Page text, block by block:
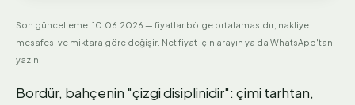
Son güncelleme: 10.06.2026 — fiyatlar bölge ortalamasıdır; nakliye
mesafesi ve miktara göre değişir. Net fiyat için arayın ya da WhatsApp'tan
yazın.
Bordür, bahçenin "çizgi disiplinidir": çimi tarhtan,